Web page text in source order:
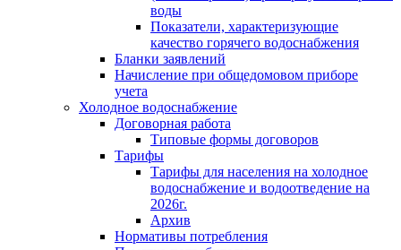
воды
Показатели, характеризующие
качество горячего водоснабжения
Бланки заявлений
Начисление при общедомовом приборе
учета
Холодное водоснабжение
Договорная работа
Типовые формы договоров
Тарифы
Тарифы для населения на холодное
водоснабжение и водоотведение на
2026г.
Архив
Нормативы потребления